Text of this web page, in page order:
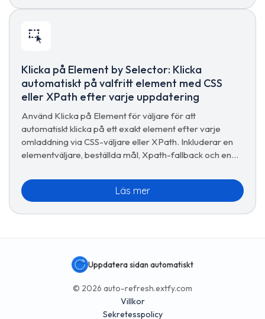
Klicka på Element by Selector: Klicka
automatiskt på valfritt element med CSS
eller XPath efter varje uppdatering
Använd Klicka på Element för väljare för att
automatiskt klicka på ett exakt element efter varje
omladdning via CSS-väljare eller XPath. Inkluderar en
elementväljare, beställda mål, Xpath-fallback och en
Läs mer
Uppdatera sidan automatiskt
© 2026 auto-refresh.extfy.com
Villkor
Sekretesspolicy